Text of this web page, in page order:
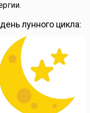
лунного цикла: